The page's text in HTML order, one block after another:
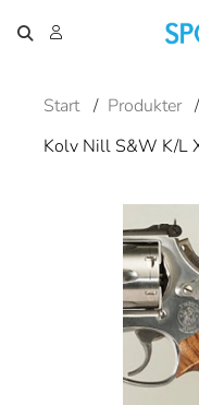
Start / Produkter /
Kolv Nill S&W K/L